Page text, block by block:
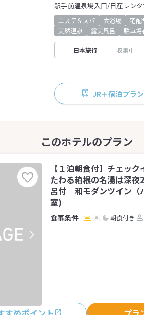
駅手前温泉場入口/日産レン
エステ＆スパ 大浴場 宅配
天然温泉
露天風呂 駐車場
日本旅行 収集中
JR＋宿泊プラン
【１泊朝食付】チェッ
たわる箱根の名湯は深
呂付 和モダンツイン（
室)
朝食付き